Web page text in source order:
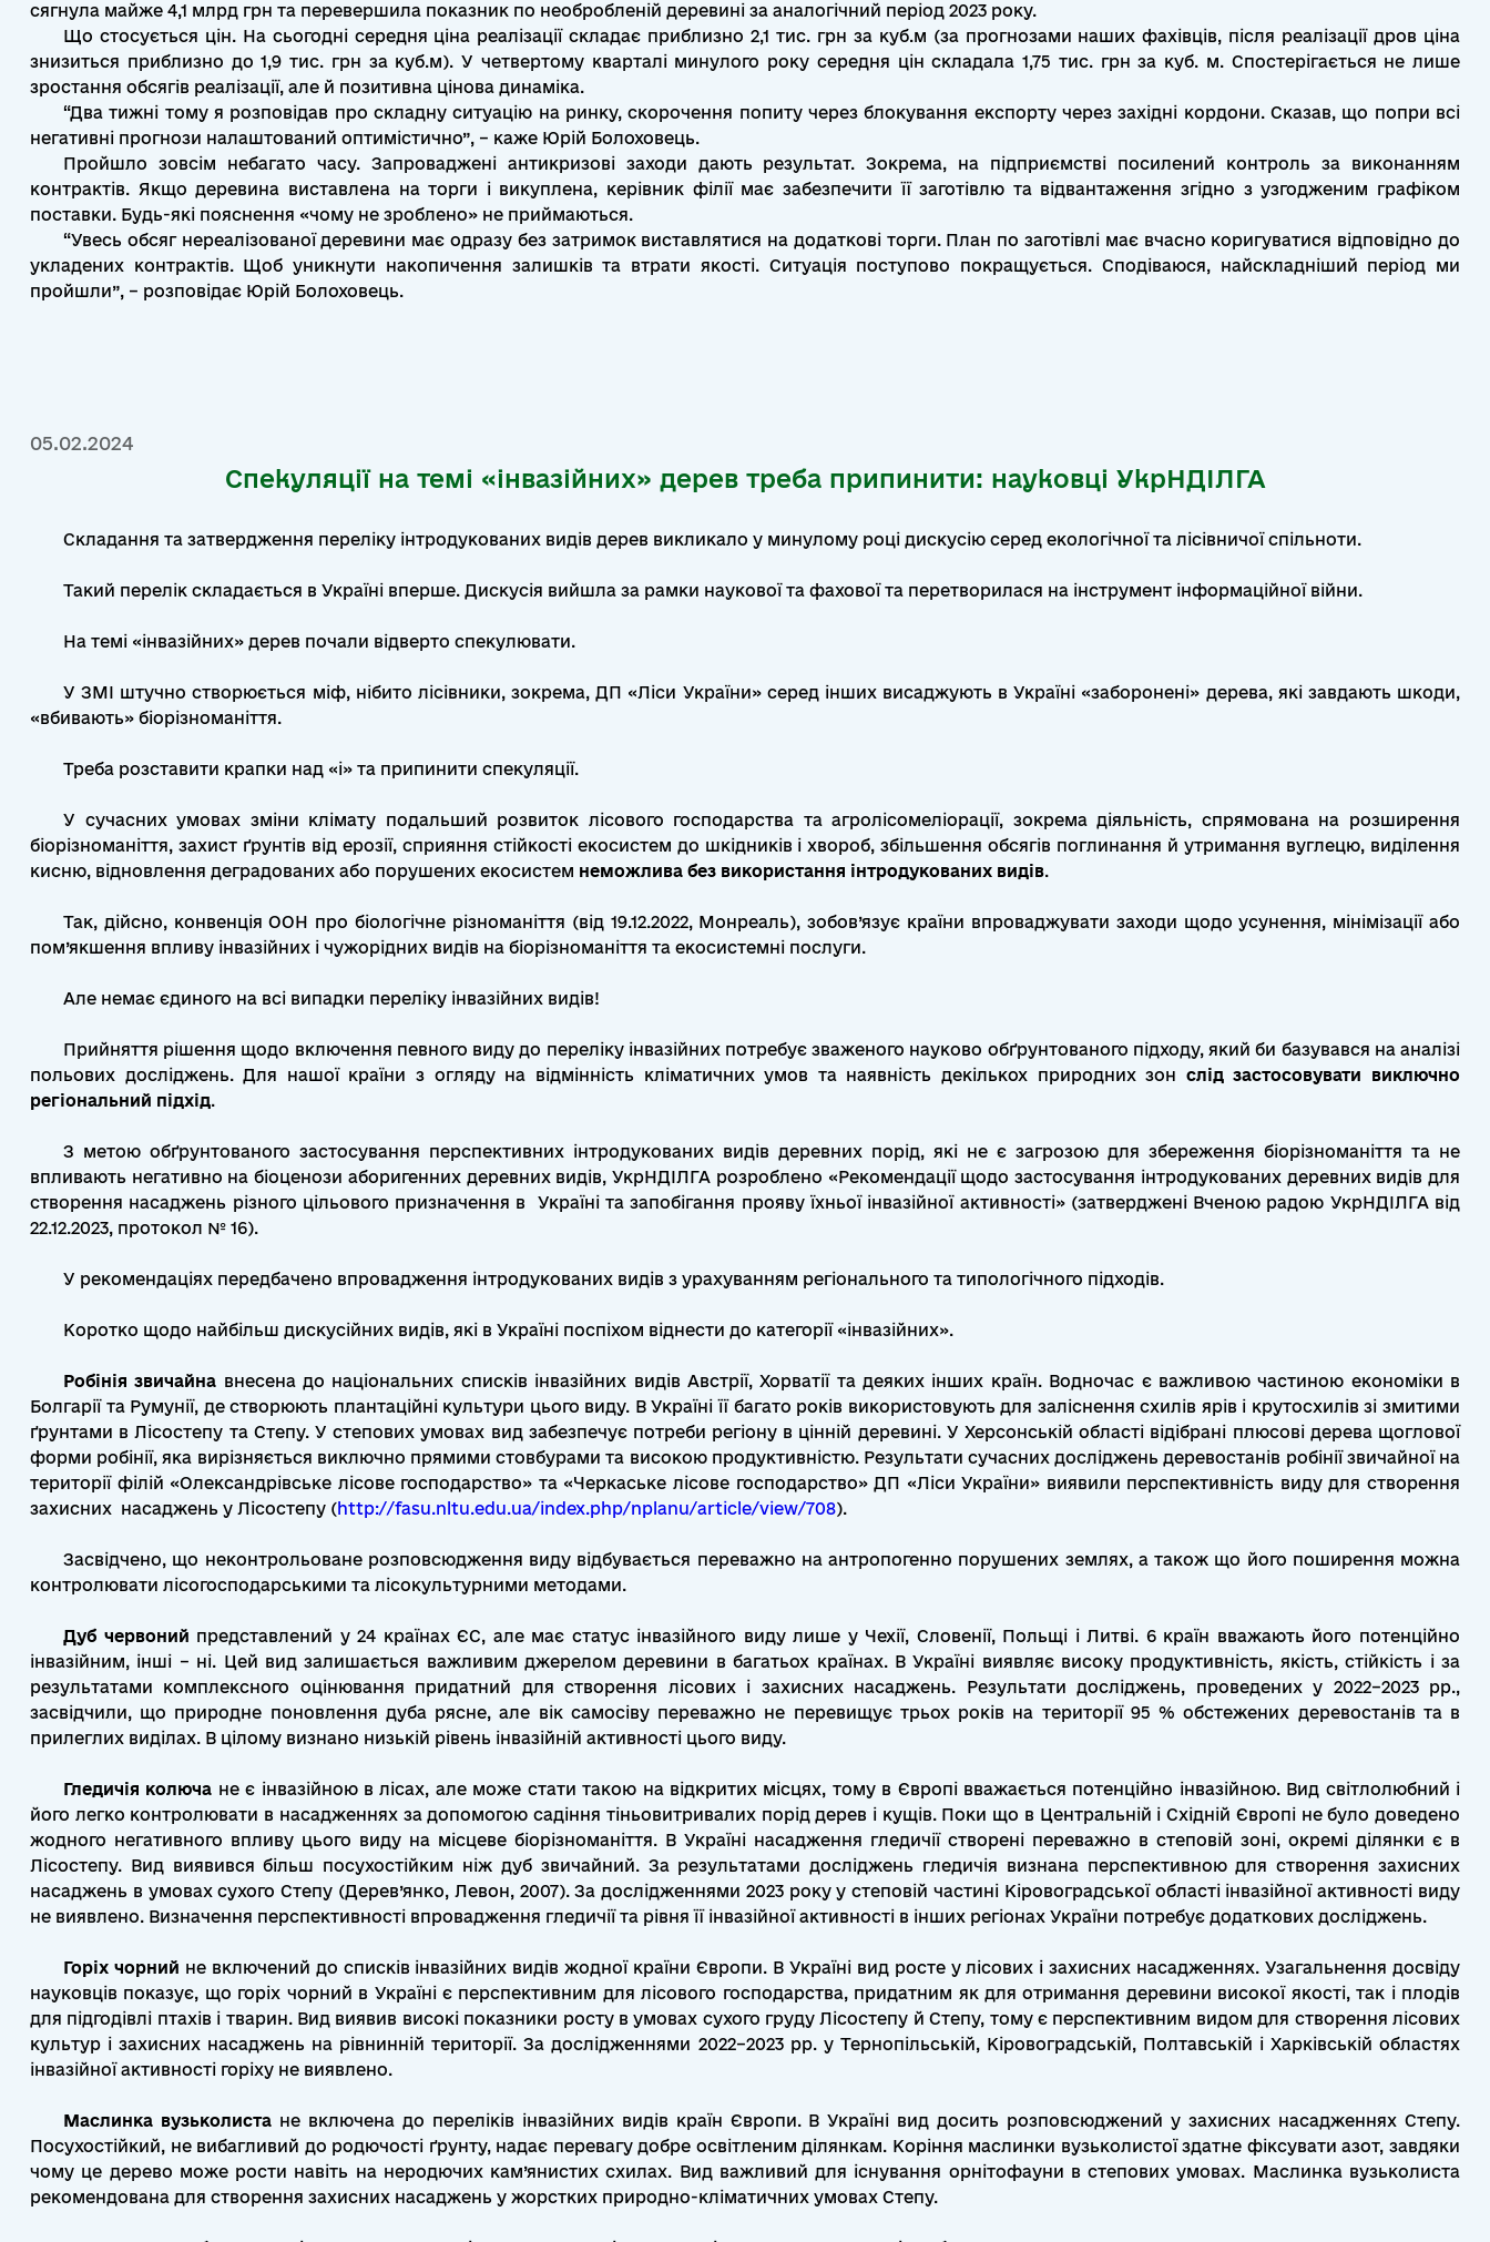
сягнула майже 4,1 млрд грн та перевершила показник по необробленій деревині за аналогічний період 2023 року.
Що стосується цін. На сьогодні середня ціна реалізації складає приблизно 2,1 тис. грн за куб.м (за прогнозами наших фахівців, після реалізації дров ціна
знизиться приблизно до 1,9 тис. грн за куб.м). У четвертому кварталі минулого року середня цін складала 1,75 тис. грн за куб. м. Спостерігається не лише
зростання обсягів реалізації, але й позитивна цінова динаміка.
“Два тижні тому я розповідав про складну ситуацію на ринку, скорочення попиту через блокування експорту через західні кордони. Сказав, що попри всі
негативні прогнози налаштований оптимістично”, – каже Юрій Болоховець.
Пройшло зовсім небагато часу. Запроваджені антикризові заходи дають результат. Зокрема, на підприємстві посилений контроль за виконанням
контрактів. Якщо деревина виставлена на торги і викуплена, керівник філії має забезпечити її заготівлю та відвантаження згідно з узгодженим графіком
поставки. Будь-які пояснення «чому не зроблено» не приймаються.
“Увесь обсяг нереалізованої деревини має одразу без затримок виставлятися на додаткові торги. План по заготівлі має вчасно коригуватися відповідно до
укладених контрактів. Щоб уникнути накопичення залишків та втрати якості. Ситуація поступово покращується. Сподіваюся, найскладніший період ми
пройшли”, – розповідає Юрій Болоховець.
05.02.2024
Спекуляції на темі «інвазійних» дерев треба припинити: науковці УкрНДІЛГА
Складання та затвердження переліку інтродукованих видів дерев викликало у минулому році дискусію серед екологічної та лісівничої спільноти.
Такий перелік складається в Україні вперше. Дискусія вийшла за рамки наукової та фахової та перетворилася на інструмент інформаційної війни.
На темі «інвазійних» дерев почали відверто спекулювати.
У ЗМІ штучно створюється міф, нібито лісівники, зокрема, ДП «Ліси України» серед інших висаджують в Україні «заборонені» дерева, які завдають шкоди,
«вбивають» біорізноманіття.
Треба розставити крапки над «і» та припинити спекуляції.
У сучасних умовах зміни клімату подальший розвиток лісового господарства та агролісомеліорації, зокрема діяльність, спрямована на розширення
біорізноманіття, захист ґрунтів від ерозії, сприяння стійкості екосистем до шкідників і хвороб, збільшення обсягів поглинання й утримання вуглецю, виділення
кисню, відновлення деградованих або порушених екосистем неможлива без використання інтродукованих видів.
Так, дійсно, конвенція ООН про біологічне різноманіття (від 19.12.2022, Монреаль), зобов’язує країни впроваджувати заходи щодо усунення, мінімізації або
пом’якшення впливу інвазійних і чужорідних видів на біорізноманіття та екосистемні послуги.
Але немає єдиного на всі випадки переліку інвазійних видів!
Прийняття рішення щодо включення певного виду до переліку інвазійних потребує зваженого науково обґрунтованого підходу, який би базувався на аналізі
польових досліджень. Для нашої країни з огляду на відмінність кліматичних умов та наявність декількох природних зон слід застосовувати виключно
регіональний підхід.
З метою обґрунтованого застосування перспективних інтродукованих видів деревних порід, які не є загрозою для збереження біорізноманіття та не
впливають негативно на біоценози аборигенних деревних видів, УкрНДІЛГА розроблено «Рекомендації щодо застосування інтродукованих деревних видів для
створення насаджень різного цільового призначення в Україні та запобігання прояву їхньої інвазійної активності» (затверджені Вченою радою УкрНДІЛГА від
22.12.2023, протокол № 16).
У рекомендаціях передбачено впровадження інтродукованих видів з урахуванням регіонального та типологічного підходів.
Коротко щодо найбільш дискусійних видів, які в Україні поспіхом віднести до категорії «інвазійних».
Робінія звичайна внесена до національних списків інвазійних видів Австрії, Хорватії та деяких інших країн. Водночас є важливою частиною економіки в
Болгарії та Румунії, де створюють плантаційні культури цього виду. В Україні її багато років використовують для заліснення схилів ярів і крутосхилів зі змитими
ґрунтами в Лісостепу та Степу. У степових умовах вид забезпечує потреби регіону в цінній деревині. У Херсонській області відібрані плюсові дерева щоглової
форми робінії, яка вирізняється виключно прямими стовбурами та високою продуктивністю. Результати сучасних досліджень деревостанів робінії звичайної на
території філій «Олександрівське лісове господарство» та «Черкаське лісове господарство» ДП «Ліси України» виявили перспективність виду для створення
захисних насаджень у Лісостепу (http://fasu.nltu.edu.ua/index.php/nplanu/article/view/708).
Засвідчено, що неконтрольоване розповсюдження виду відбувається переважно на антропогенно порушених землях, а також що його поширення можна
контролювати лісогосподарськими та лісокультурними методами.
Дуб червоний представлений у 24 країнах ЄС, але має статус інвазійного виду лише у Чехії, Словенії, Польщі і Литві. 6 країн вважають його потенційно
інвазійним, інші – ні. Цей вид залишається важливим джерелом деревини в багатьох країнах. В Україні виявляє високу продуктивність, якість, стійкість і за
результатами комплексного оцінювання придатний для створення лісових і захисних насаджень. Результати досліджень, проведених у 2022–2023 рр.,
засвідчили, що природне поновлення дуба рясне, але вік самосіву переважно не перевищує трьох років на території 95 % обстежених деревостанів та в
прилеглих виділах. В цілому визнано низькій рівень інвазійній активності цього виду.
Гледичія колюча не є інвазійною в лісах, але може стати такою на відкритих місцях, тому в Європі вважається потенційно інвазійною. Вид світлолюбний і
його легко контролювати в насадженнях за допомогою садіння тіньовитривалих порід дерев і кущів. Поки що в Центральній і Східній Європі не було доведено
жодного негативного впливу цього виду на місцеве біорізноманіття. В Україні насадження гледичії створені переважно в степовій зоні, окремі ділянки є в
Лісостепу. Вид виявився більш посухостійким ніж дуб звичайний. За результатами досліджень гледичія визнана перспективною для створення захисних
насаджень в умовах сухого Степу (Дерев’янко, Левон, 2007). За дослідженнями 2023 року у степовій частині Кіровоградської області інвазійної активності виду
не виявлено. Визначення перспективності впровадження гледичії та рівня її інвазійної активності в інших регіонах України потребує додаткових досліджень.
Горіх чорний не включений до списків інвазійних видів жодної країни Європи. В Україні вид росте у лісових і захисних насадженнях. Узагальнення досвіду
науковців показує, що горіх чорний в Україні є перспективним для лісового господарства, придатним як для отримання деревини високої якості, так і плодів
для підгодівлі птахів і тварин. Вид виявив високі показники росту в умовах сухого груду Лісостепу й Степу, тому є перспективним видом для створення лісових
культур і захисних насаджень на рівнинній території. За дослідженнями 2022–2023 рр. у Тернопільській, Кіровоградській, Полтавській і Харківській областях
інвазійної активності горіху не виявлено.
Маслинка вузьколистане включена до переліків інвазійних видів країн Європи. В Україні вид досить розповсюджений у захисних насадженнях Степу.
Посухостійкий, не вибагливий до родючості ґрунту, надає перевагу добре освітленим ділянкам. Коріння маслинки вузьколистої здатне фіксувати азот, завдяки
чому це дерево може рости навіть на неродючих кам’янистих схилах. Вид важливий для існування орнітофауни в степових умовах. Маслинка вузьколиста
рекомендована для створення захисних насаджень у жорстких природно-кліматичних умовах Степу.